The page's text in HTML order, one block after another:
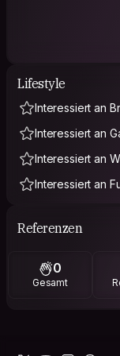
Lifestyle
Interessiert an
Interessiert an
Interessiert an
Interessiert an
Referenzen
0
Gesamt